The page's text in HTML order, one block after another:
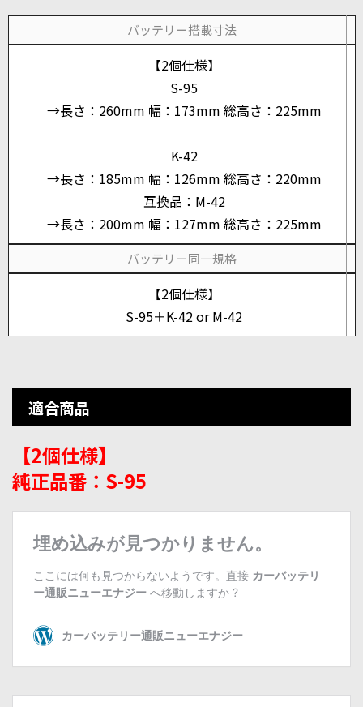
バッテリー搭載寸法
【2個仕様】
S-95
→長さ：260mm 幅：173mm 総高さ：225mm
K-42
→長さ：185mm 幅：126mm 総高さ：220mm
互換品：M-42
→長さ：200mm 幅：127mm 総高さ：225mm
バッテリー同一規格
【2個仕様】
S-95＋K-42 or M-42
適合商品
【2個仕様】
純正品番：S-95